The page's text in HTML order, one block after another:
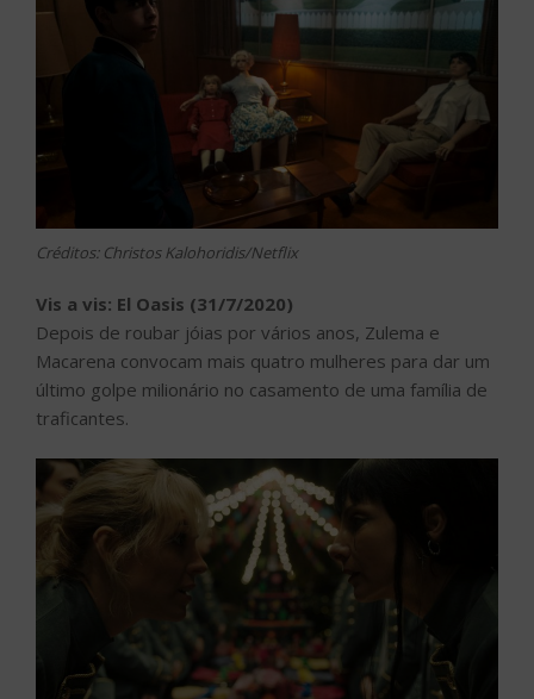
Créditos: Christos Kalohoridis/Netflix
Vis a vis: El Oasis (31/7/2020)
Depois de roubar jóias por vários anos, Zulema e
Macarena convocam mais quatro mulheres para dar um
último golpe milionário no casamento de uma família de
traficantes.